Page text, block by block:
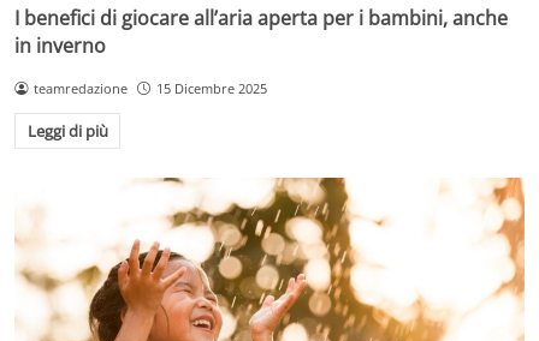
I benefici di giocare all’aria aperta per i bambini, anche
in inverno
teamredazione 15 Dicembre 2025
Leggi di più